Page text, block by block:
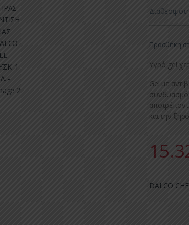
Προσθήκη
Υγρό gel
Gel με
συνδυασμό
και την
DALCO